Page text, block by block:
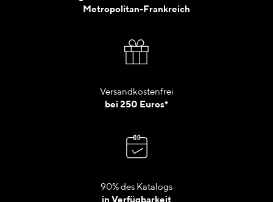
Metropolitan-Frankreich
Versandkostenfrei
bei 250 Euros*
90% des Katalogs
in Verfügbarkeit